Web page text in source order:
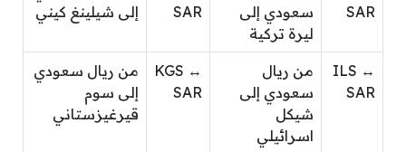
SAR
سعودي إلى
ليرة تركية
SAR
إلى شيلينغ كيني
ILS ↔
SAR
من ريال
سعودي إلى
شيكل
اسرائيلي
KGS ↔
SAR
من ريال سعودي
إلى سوم
قيرغيزستاني